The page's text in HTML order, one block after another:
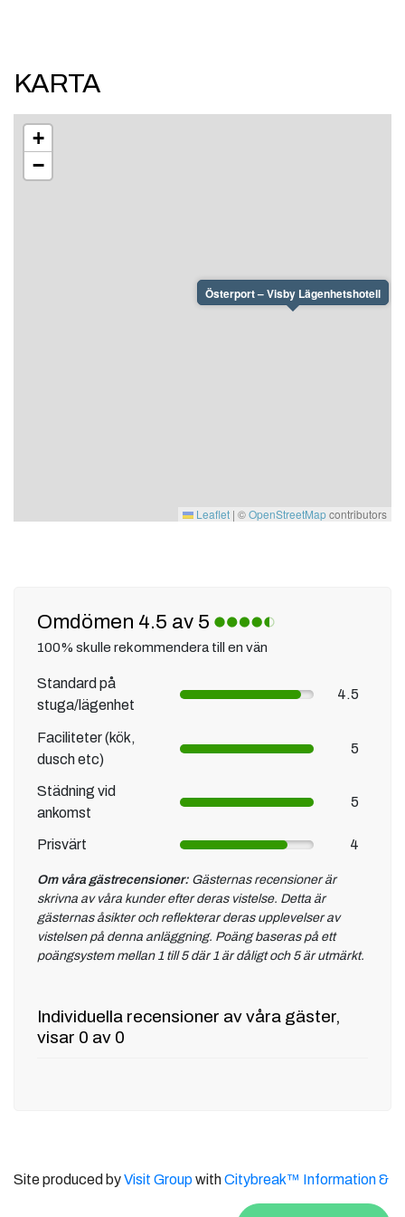
KARTA
Österport – Visby Lägenhetshotell
+
−
Leaflet | ©OpenStreetMapcontributors
Omdömen 4.5 av 5
100% skulle rekommendera till en vän
Standard på
stuga/lägenhet
4.5
Faciliteter (kök,
dusch etc)
5
Städning vid
ankomst
5
Prisvärt 4
Om våra gästrecensioner: Gästernas recensioner är
skrivna av våra kunder efter deras vistelse. Detta är
gästernas åsikter och reflekterar deras upplevelser av
vistelsen på denna anläggning. Poäng baseras på ett
poängsystem mellan 1 till 5 där 1 är dåligt och 5 är utmärkt.
Individuella recensioner av våra gäster,
visar 0 av 0
Site produced byVisit GroupwithCitybreak™ Information &